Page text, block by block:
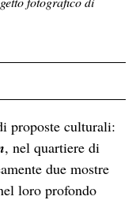
proposte culturali:
, nel quartiere di
due mostre
loro profondo